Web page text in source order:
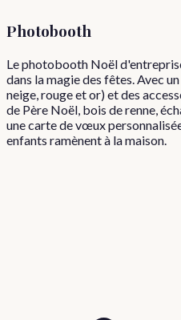
Photobooth
Le photobooth Noël
dans la magie des fêtes. Avec
neige, rouge et or) et des
de Père Noël, bois de renne,
une carte de vœux
enfants ramènent à la maison.